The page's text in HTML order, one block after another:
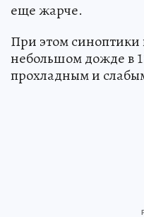
еще жарче.
При этом
небольшом дожде в
прохладным и